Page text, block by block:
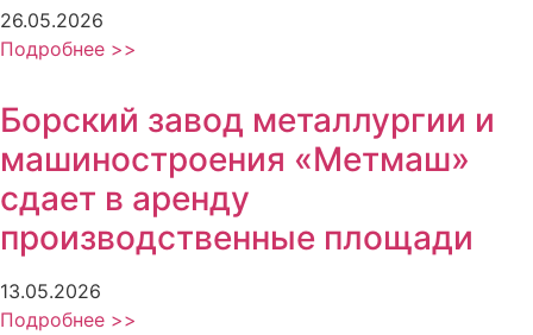
26.05.2026
Подробнее >>
Борский завод металлургии и
машиностроения «Метмаш»
сдает в аренду
производственные площади
13.05.2026
Подробнее >>